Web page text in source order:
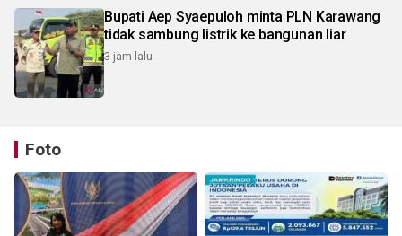
Bupati Aep Syaepuloh minta PLN Karawang
tidak sambung listrik ke bangunan liar
3 jam lalu
Foto